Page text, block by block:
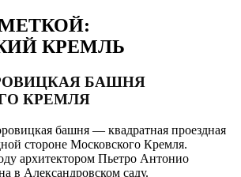
КРЕМЛЬ
БАШНЯ
КРЕМЛЯ
башня — квадратная проездная
стороне Московского Кремля.
архитектором Пьетро Антонио
в Александровском саду.